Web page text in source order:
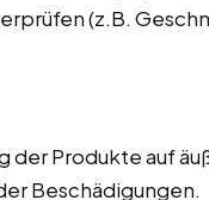
(z.B.
der Produkte auf
Beschädigungen.